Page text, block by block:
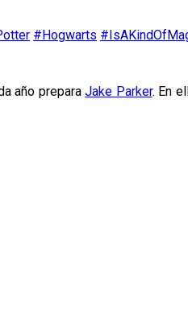
#Hogwarts
año preparaJake Parker. En